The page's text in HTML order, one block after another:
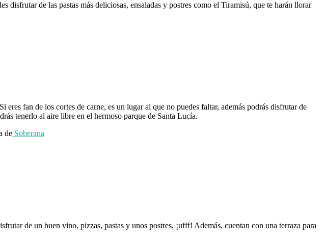
disfrutar de las pastas más deliciosas, ensaladas y postres como el Tiramisú, que te harán llorar
eres fan de los cortes de carne, es un lugar al que no puedes faltar, además podrás disfrutar de
tenerlo al aire libre en el hermoso parque de Santa Lucía.
deSoberana
de un buen vino, pizzas, pastas y unos postres, ¡ufff! Además, cuentan con una terraza para